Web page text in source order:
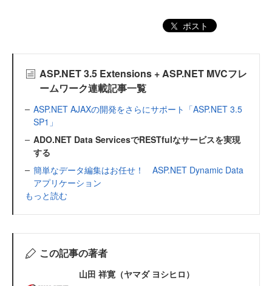
ポスト
ASP.NET 3.5 Extensions + ASP.NET MVCフレ
ームワーク連載記事一覧
ASP.NET AJAXの開発をさらにサポート「ASP.NET 3.5
SP1」
ADO.NET Data ServicesでRESTfulなサービスを実現
する
簡単なデータ編集はお任せ！ ASP.NET Dynamic Data
アプリケーション
もっと読む
この記事の著者
山田 祥寛（ヤマダ ヨシヒロ）